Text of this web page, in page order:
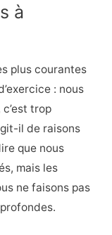
à
plus courantes
: nous
trop
il de raisons
que nous
mais les
ne faisons pas